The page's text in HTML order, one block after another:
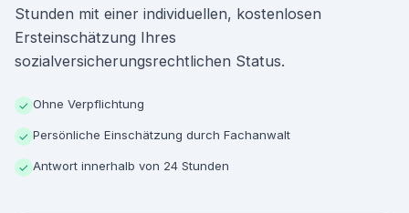
Stunden mit einer individuellen, kostenlosen
Ersteinschätzung Ihres
sozialversicherungsrechtlichen Status.
✓ Ohne Verpflichtung
✓ Persönliche Einschätzung durch Fachanwalt
✓ Antwort innerhalb von 24 Stunden